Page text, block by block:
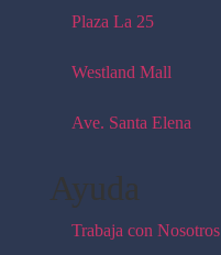
Plaza La 25
Westland Mall
Ave. Santa Elena
Ayuda
Trabaja con Nosotros